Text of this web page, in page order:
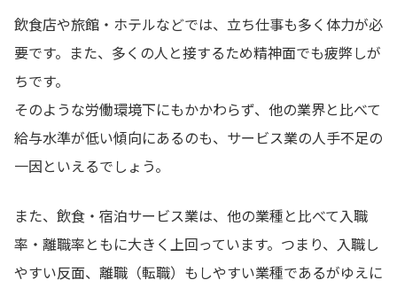
飲食店や旅館・ホテルなどでは、立ち仕事も多く体力が必
要です。また、多くの人と接するため精神面でも疲弊しが
ちです。
そのような労働環境下にもかかわらず、他の業界と比べて
給与水準が低い傾向にあるのも、サービス業の人手不足の
一因といえるでしょう。
また、飲食・宿泊サービス業は、他の業種と比べて入職
率・離職率ともに大きく上回っています。つまり、入職し
やすい反面、離職（転職）もしやすい業種であるがゆえに